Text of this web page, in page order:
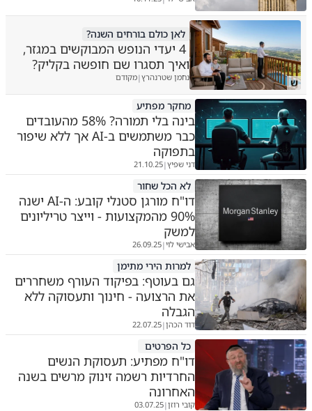
ש
לאן כולם בורחים השנה?
4 יעדי הנופש המבוקשים במגזר,
ואיך תסגרו שם חופשה בקליק?
נחמן שטרנהרץ|מקודם
מחקר מפתיע
בינה בלי תמורה? 58% מהעובדים
כבר משתמשים ב-AI אך ללא שיפור
בתפוקה
דני שפיץ|
21.10.25
לא הכל שחור
דו"ח מורגן סטנלי קובע: ה-AI ישנה
90% מהמקצועות - וייצר טריליונים
למשק
אבישי לוי|
26.09.25
למרות הירי מתימן
גם בעוטף: בפיקוד העורף משחררים
את הרצועה - חינוך ותעסוקה ללא
הגבלה
דוד הכהן|
22.07.25
כל הפרטים
דו"ח מפתיע: תעסוקת הנשים
החרדיות רשמה זינוק מרשים בשנה
האחרונה
קובי רוזן|
03.07.25